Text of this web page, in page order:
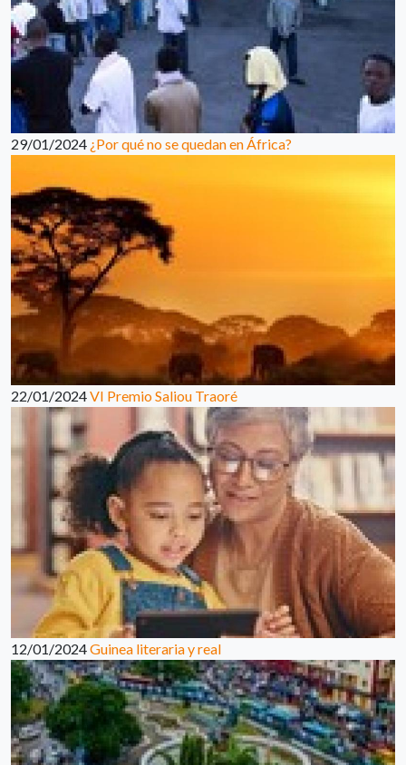
29/01/2024 ¿Por qué no se quedan en África?
22/01/2024VI Premio Saliou Traoré
12/01/2024Guinea literaria y real